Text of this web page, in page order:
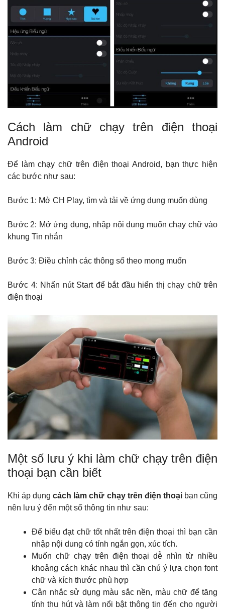
Cách làm chữ chạy trên điện thoại
Android
Để làm chạy chữ trên điện thoại Android, bạn thực hiện
các bước như sau:
Bước 1: Mở CH Play, tìm và tải về ứng dụng muốn dùng
Bước 2: Mở ứng dụng, nhập nội dung muốn chạy chữ vào
khung Tin nhắn
Bước 3: Điều chỉnh các thông số theo mong muốn
Bước 4: Nhấn nút Start để bắt đầu hiển thị chạy chữ trên
điện thoại
Một số lưu ý khi làm chữ chạy trên điện
thoại bạn cần biết
Khi áp dụngcách làm chữ chạy trên điện thoạibạn cũng
nên lưu ý đến một số thông tin như sau:
Để biểu đạt chữ tốt nhất trên điện thoại thì bạn cần
nhập nội dung có tính ngắn gọn, xúc tích.
Muốn chữ chạy trên điện thoại dễ nhìn từ nhiều
khoảng cách khác nhau thì cần chú ý lựa chọn font
chữ và kích thước phù hợp
Cân nhắc sử dụng màu sắc nền, màu chữ để tăng
tính thu hút và làm nổi bật thông tin đến cho người